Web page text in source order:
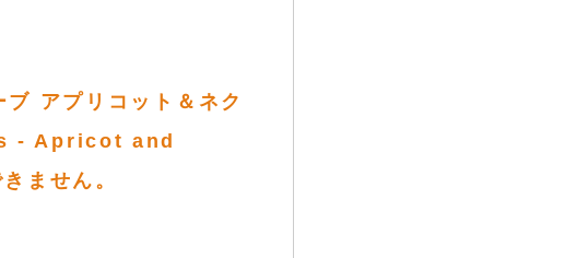
アプリコット＆ネク
- Apricot and
ません。